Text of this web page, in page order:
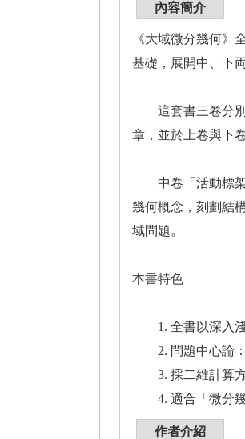
內容簡介
《大域微分幾何》
基礎，展開中、下
這套書三卷分別
章，並於上卷與下
中卷「活動標架
幾何概念，刻劃結
域問題。
本書特色
1. 全書以深入淺
2. 問題中心論：
3. 採二維計算方
4. 適合「微分幾
作者介紹